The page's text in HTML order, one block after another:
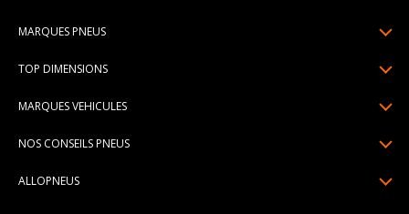
MARQUES PNEUS
Pneus Continental
Pneus Hankook
TOP DIMENSIONS
195/65R15
MARQUES VEHICULES
Peugeot
NOS CONSEILS PNEUS
ALLOPNEUS